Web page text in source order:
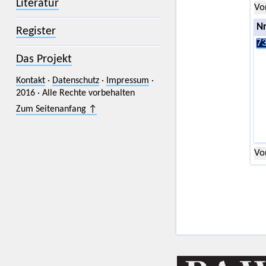
Literatur
Register
Das Projekt
Kontakt· Datenschutz· Impressum ·
2016 · Alle Rechte vorbehalten
Zum Seitenanfang ↑